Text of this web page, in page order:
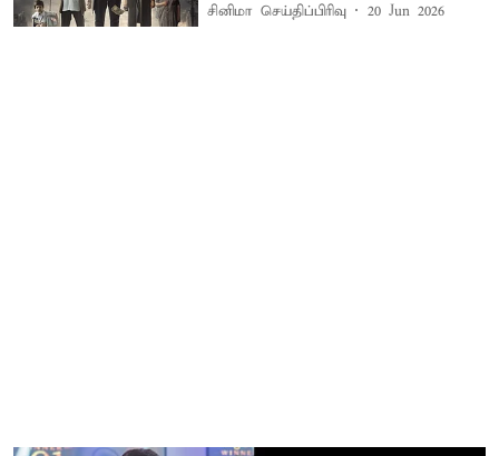
சினிமா செய்திப்பிரிவு 20 Jun 2026